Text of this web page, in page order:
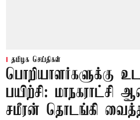
தமிழக செய்திகள்
பொறியாளர்களுக்கு
பயிற்சி: மாநகராட்சி
சமீரன் தொடங்கி